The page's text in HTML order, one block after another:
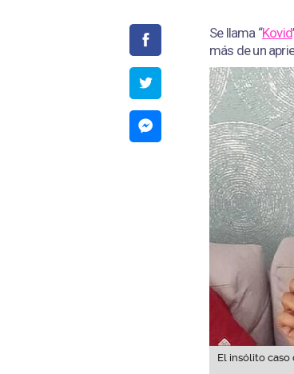
Se llama “Kovid
más de un
El insólito caso